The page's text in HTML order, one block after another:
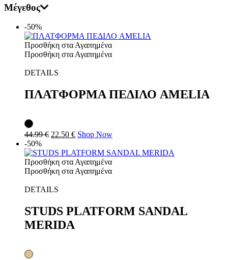
Μέγεθος
-50%
Προσθήκη στα Αγαπημένα
Προσθήκη στα Αγαπημένα
DETAILS
ΠΛΑΤΦΟΡΜΑ ΠΕΔΙΛΟ AMELIA
44.99€ 22.50 € Shop Now
-50%
Προσθήκη στα Αγαπημένα
Προσθήκη στα Αγαπημένα
DETAILS
STUDS PLATFORM SANDAL
MERIDA